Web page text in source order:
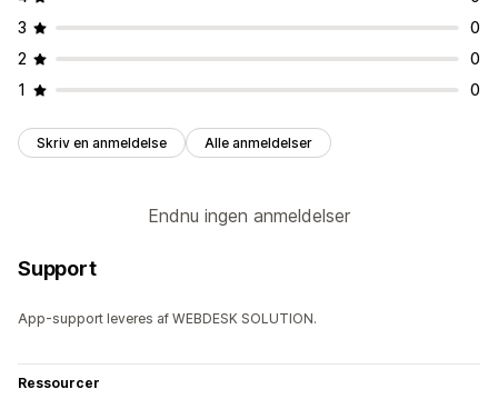
3
0
2
0
1
0
Skriv en anmeldelse Alle anmeldelser
Endnu ingen anmeldelser
Support
App-support leveres af WEBDESK SOLUTION.
Ressourcer